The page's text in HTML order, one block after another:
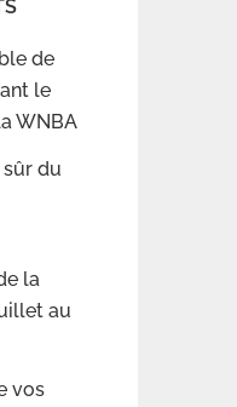
de
le
WNBA
sûr du
la
au
vos